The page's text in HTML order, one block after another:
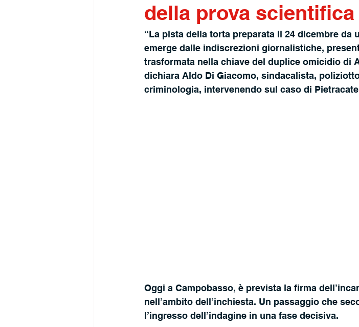
della prova scientifica
“La pista della torta preparata il 24 dicembre da
emerge dalle indiscrezioni giornalistiche,
trasformata nella chiave del duplice omicidio di
dichiara Aldo Di Giacomo, sindacalista,
criminologia, intervenendo sul caso di
Oggi a Campobasso, è prevista la firma
nell’ambito dell’inchiesta. Un passaggio che
l’ingresso dell’indagine in una fase decisiva.